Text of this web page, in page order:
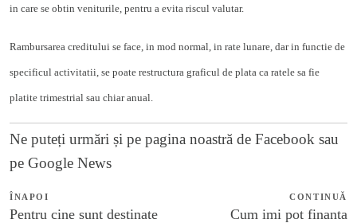
in care se obtin veniturile, pentru a evita riscul valutar.
Rambursarea creditului se face, in mod normal, in rate lunare, dar in functie de
specificul activitatii, se poate restructura graficul de plata ca ratele sa fie
platite trimestrial sau chiar anual.
Ne puteți urmări și pe pagina noastră de Facebook sau
pe Google News
ÎNAPOI
Pentru cine sunt destinate
CONTINUĂ
Cum imi pot finanta